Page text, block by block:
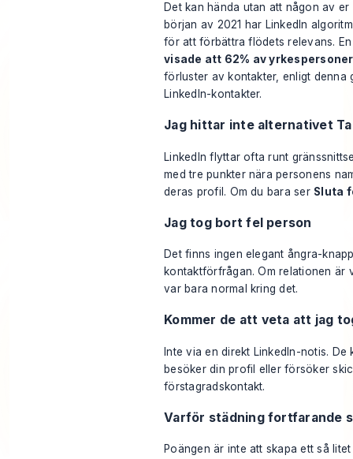
Det kan hända utan att någon av
början av 2021 har LinkedIn
för att förbättra flödets relevans.
visade att 62% av yrkespersoner
förluster av kontakter, enligt denna
LinkedIn-kontakter.
Jag hittar inte alternativet
LinkedIn flyttar ofta runt
med tre punkter nära personens
deras profil. Om du bara ser Sluta
Jag tog bort fel person
Det finns ingen elegant ångra-
kontaktförfrågan. Om relationen är
var bara normal kring det.
Kommer de att veta att jag
Inte via en direkt LinkedIn-notis.
besöker din profil eller försöker
förstagradskontakt.
Varför städning fortfarande
Poängen är inte att skapa ett så